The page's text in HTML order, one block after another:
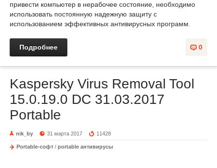
привести компьютер в нерабочее состояние, необходимо
использовать постоянную надежную защиту с
использованием эффективных антивирусных программ.
0
Подробнее
Kaspersky Virus Removal Tool
15.0.19.0 DC 31.03.2017
Portable
nik_by 31 марта 2017 11428
Portable-софт / portable антивирусы